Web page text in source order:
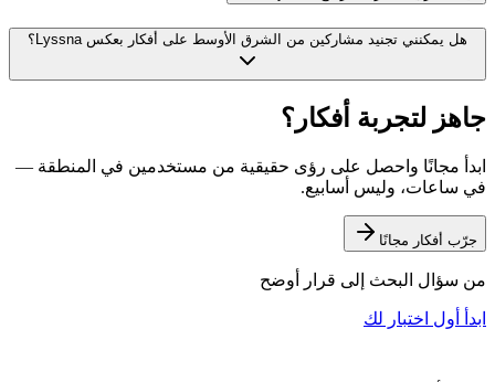
هل يمكنني تجنيد مشاركين من الشرق الأوسط على أفكار بعكس Lyssna؟
جاهز لتجربة أفكار؟
ابدأ مجانًا واحصل على رؤى حقيقية من مستخدمين في المنطقة —
في ساعات، وليس أسابيع.
جرّب أفكار مجانًا
من سؤال البحث إلى قرار أوضح
ابدأ أول اختبار لك